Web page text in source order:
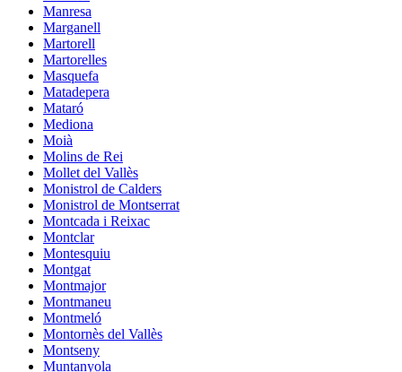
Manresa
Marganell
Martorell
Martorelles
Masquefa
Matadepera
Mataró
Mediona
Moià
Molins de Rei
Mollet del Vallès
Monistrol de Calders
Monistrol de Montserrat
Montcada i Reixac
Montclar
Montesquiu
Montgat
Montmajor
Montmaneu
Montmeló
Montornès del Vallès
Montseny
Muntanyola